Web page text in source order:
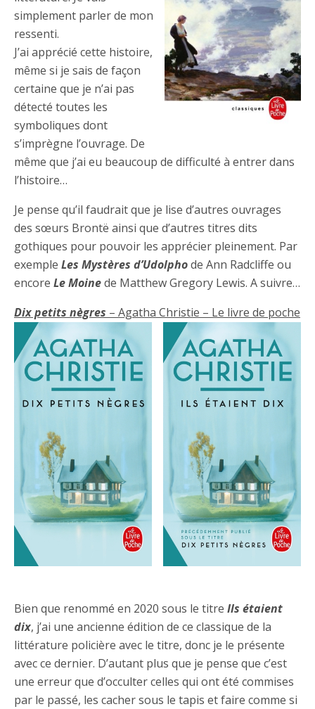
simplement parler de mon
ressenti.
J’ai apprécié cette histoire,
même si je sais de façon
certaine que je n’ai pas
détecté toutes les
symboliques dont
s’imprègne l’ouvrage. De
même que j’ai eu beaucoup de difficulté à entrer dans
l’histoire…
Je pense qu’il faudrait que je lise d’autres ouvrages
des sœurs Brontë ainsi que d’autres titres dits
gothiques pour pouvoir les apprécier pleinement. Par
exemple Les Mystères d’Udolphode Ann Radcliffe ou
encore Le Moinede Matthew Gregory Lewis. A suivre…
Dix petits nègres – Agatha Christie – Le livre de poche
Bien que renommé en 2020 sous le titre Ils étaient
dix, j’ai une ancienne édition de ce classique de la
littérature policière avec le titre, donc je le présente
avec ce dernier. D’autant plus que je pense que c’est
une erreur que d’occulter celles qui ont été commises
par le passé, les cacher sous le tapis et faire comme si